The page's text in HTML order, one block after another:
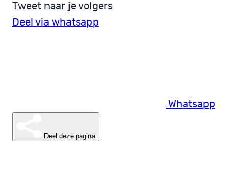
Tweet naar je volgers
Deel via whatsapp
Whatsapp
Deel deze pagina